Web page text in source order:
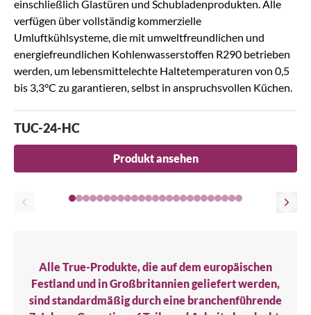
einschließlich Glastüren und Schubladenprodukten. Alle
verfügen über vollständig kommerzielle
Umluftkühlsysteme, die mit umweltfreundlichen und
energiefreundlichen Kohlenwasserstoffen R290 betrieben
werden, um lebensmittelechte Haltetemperaturen von 0,5
bis 3,3°C zu garantieren, selbst in anspruchsvollen Küchen.
TUC-24-HC
Produkt ansehen
Alle True-Produkte, die auf dem europäischen
Festland und in Großbritannien geliefert werden,
sind standardmäßig durch eine branchenführende